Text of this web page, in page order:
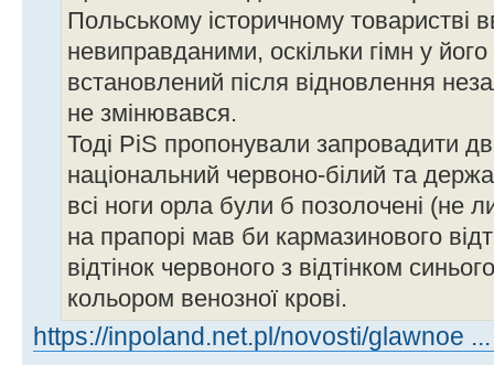
Польському історичному товаристві
невиправданими, оскільки гімн у
встановлений після відновлення
не змінювався.
Тоді PiS пропонували запровадити
національний червоно-білий та
всі ноги орла були б позолочені (не
на прапорі мав би кармазинового
відтінок червоного з відтінком
кольором венозної крові.
https://inpoland.net.pl/novosti/glawnoe